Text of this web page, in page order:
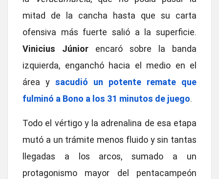
mitad de la cancha hasta que su carta
ofensiva más fuerte salió a la superficie.
Vinicius Júnior
encaró sobre la banda
izquierda, enganchó hacia el medio en el
área y sacudió un potente remate que
fulminó a Bono a los 31 minutos de juego.
Todo el vértigo y la adrenalina de esa etapa
mutó a un trámite menos fluido y sin tantas
llegadas a los arcos, sumado a un
protagonismo mayor del pentacampeón